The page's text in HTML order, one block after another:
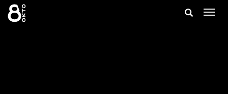
Zum
Inhalt
springen
Suche